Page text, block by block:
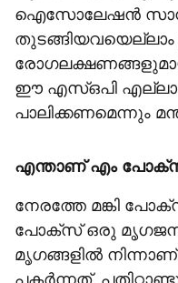
ഐസോലേഷന്‍
തുടങ്ങിയവയെല്ലാം
ഈ എസ്ഒപി
പാലിക്കണമെന്നും
എന്താണ് എം
നേരത്തേ മങ്കി
പോക്‌സ് ഒരു
മൃഗങ്ങളില്‍
പകര്‍ന്നത്.